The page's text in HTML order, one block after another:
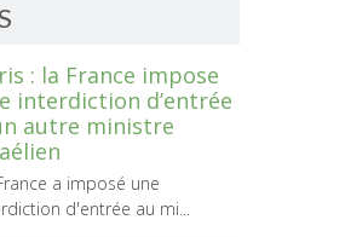
: la France impose
interdiction d’entrée
autre ministre
a imposé une
d'entrée au mi...